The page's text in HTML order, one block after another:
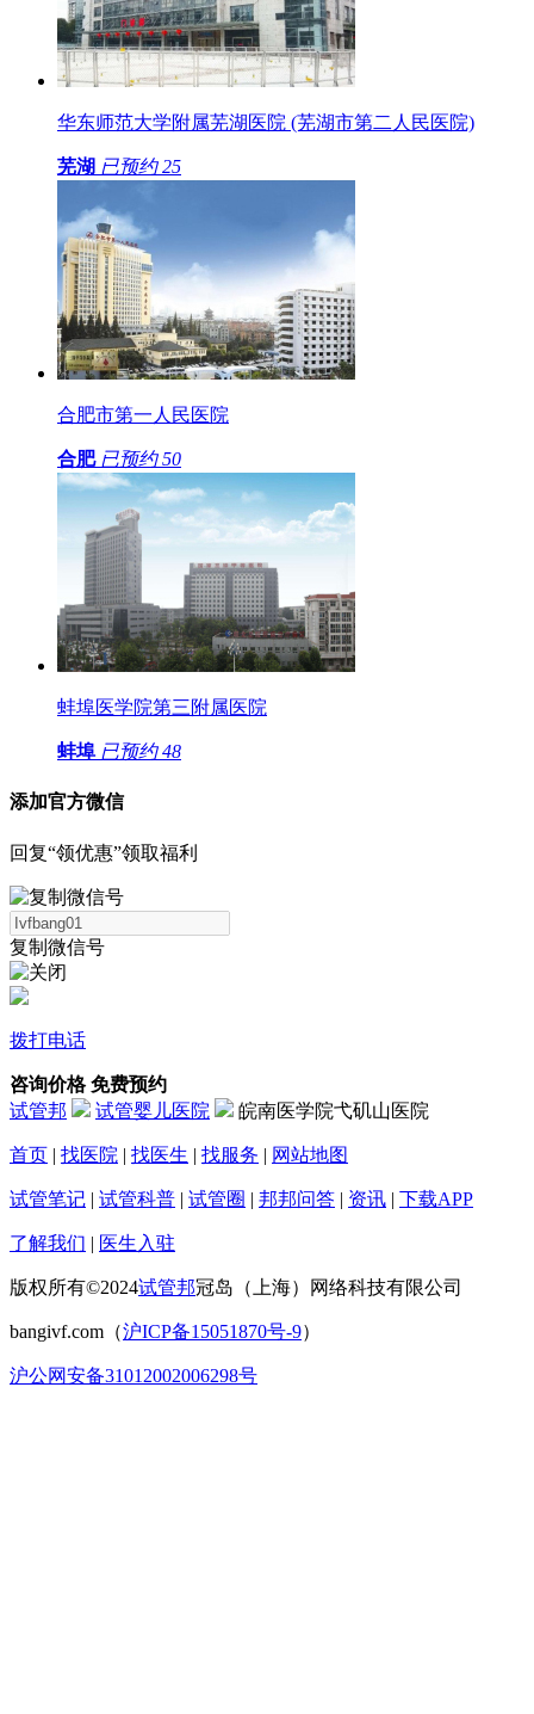
华东师范大学附属芜湖医院 (芜湖市第二人民医院)
芜湖 已预约 25
合肥市第一人民医院
合肥 已预约 50
蚌埠医学院第三附属医院
蚌埠 已预约 48
添加官方微信
回复“领优惠”领取福利
复制微信号
拨打电话
咨询价格 免费预约
试管邦
试管婴儿医院 皖南医学院弋矶山医院
首页 | 找医院 | 找医生 | 找服务 | 网站地图
试管笔记 | 试管科普 | 试管圈 | 邦邦问答 | 资讯 | 下载APP
了解我们 | 医生入驻
版权所有©2024试管邦冠岛（上海）网络科技有限公司
bangivf.com（沪ICP备15051870号-9）
沪公网安备31012002006298号